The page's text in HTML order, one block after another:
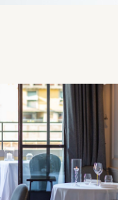
bord de l'Arno, où